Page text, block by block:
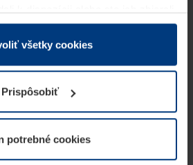
služieb.
cookies ukladať na Vašom
Pre všetky ostatné typy cookie
Vaše povolenie môžete
odvolať vo vysvetlení cookie
všetky cookies
Prispôsobiť
potrebné cookies